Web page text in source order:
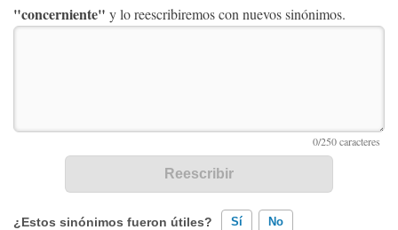
"concerniente" y lo reescribiremos con nuevos sinónimos.
¿Estos sinónimos fueron útiles? Sí No